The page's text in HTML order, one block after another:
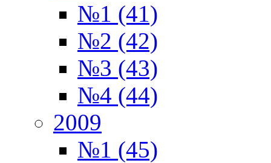
№1 (41)
№2 (42)
№3 (43)
№4 (44)
2009
№1 (45)